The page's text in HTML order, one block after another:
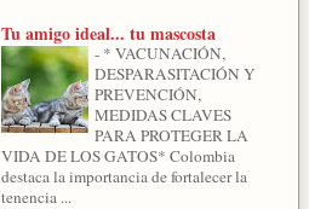
Tu amigo ideal... tu mascosta
- * VACUNACIÓN,
DESPARASITACIÓN Y
PREVENCIÓN,
MEDIDAS CLAVES
PARA PROTEGER LA
VIDA DE LOS GATOS* Colombia
destaca la importancia de fortalecer la
tenencia ...